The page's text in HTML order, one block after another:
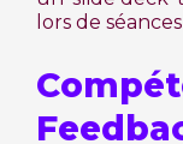
lors de séances